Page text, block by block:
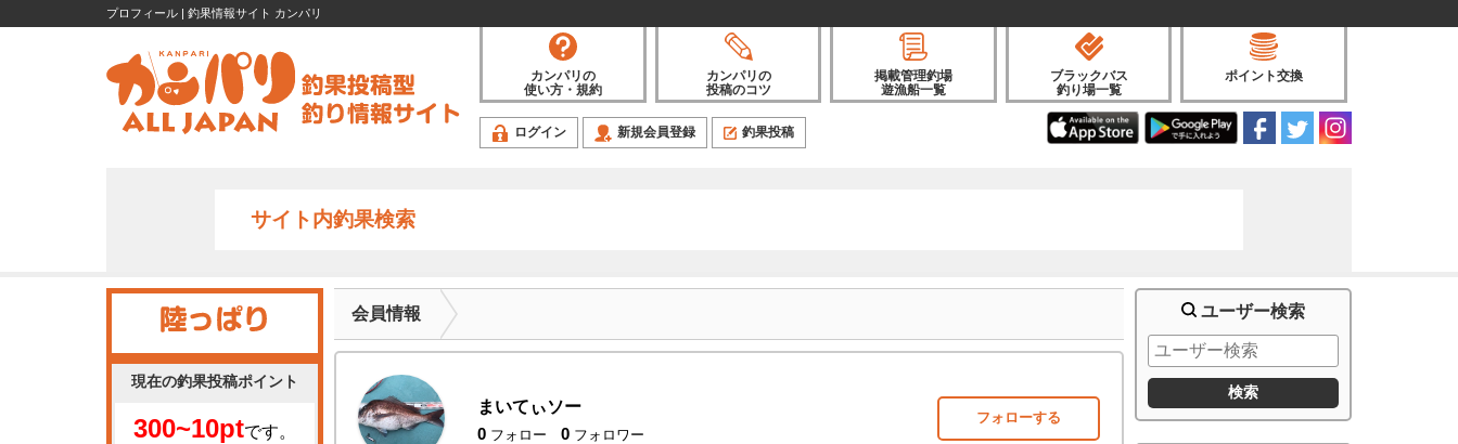
プロフィール | 釣果情報サイト カンパリ
カンパリの
使い方・規約
カンパリの
投稿のコツ
掲載管理釣場
遊漁船一覧
ブラックバス
釣り場一覧
ポイント交換
ログイン 新規会員登録 釣果投稿
サイト内釣果検索
現在の釣果投稿ポイント
300~10ptです。
会員情報
まいてぃソー
0 フォロー 0 フォロワー
フォローする
ユーザー検索